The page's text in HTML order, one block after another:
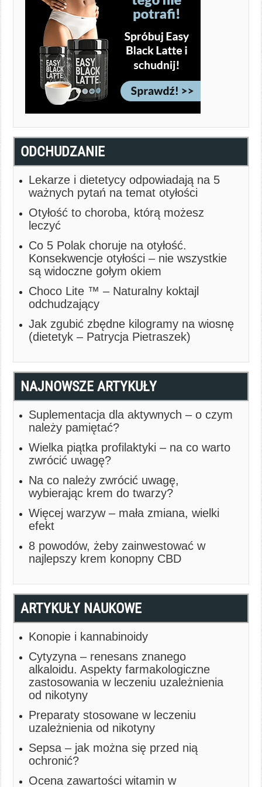
ODCHUDZANIE
Lekarze i dietetycy odpowiadają na 5
ważnych pytań na temat otyłości
Otyłość to choroba, którą możesz
leczyć
Co 5 Polak choruje na otyłość.
Konsekwencje otyłości – nie wszystkie
są widoczne gołym okiem
Choco Lite ™ – Naturalny koktajl
odchudzający
Jak zgubić zbędne kilogramy na wiosnę
(dietetyk – Patrycja Pietraszek)
NAJNOWSZE ARTYKUŁY
Suplementacja dla aktywnych – o czym
należy pamiętać?
Wielka piątka profilaktyki – na co warto
zwrócić uwagę?
Na co należy zwrócić uwagę,
wybierając krem do twarzy?
Więcej warzyw – mała zmiana, wielki
efekt
8 powodów, żeby zainwestować w
najlepszy krem konopny CBD
ARTYKUŁY NAUKOWE
Konopie i kannabinoidy
Cytyzyna – renesans znanego
alkaloidu. Aspekty farmakologiczne
zastosowania w leczeniu uzależnienia
od nikotyny
Preparaty stosowane w leczeniu
uzależnienia od nikotyny
Sepsa – jak można się przed nią
ochronić?
Ocena zawartości witamin w